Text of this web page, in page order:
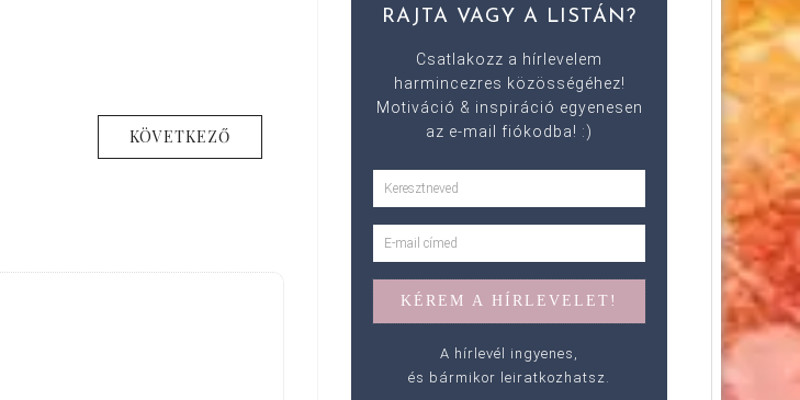
KÖVETKEZŐ
RAJTA VAGY A LISTÁN?
Csatlakozz a hírlevelem
harmincezres közösségéhez!
Motiváció & inspiráció egyenesen
az e-mail fiókodba! :)
A hírlevél ingyenes,
és bármikor leiratkozhatsz.